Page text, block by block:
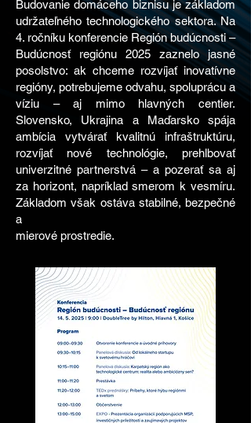
Budovanie domáceho biznisu je základom
udržateľného technologického sektora. Na
4. ročníku konferencie Región budúcnosti –
Budúcnosť regiónu 2025 zaznelo jasné
posolstvo: ak chceme rozvíjať inovatívne
regióny, potrebujeme odvahu, spoluprácu a
víziu – aj mimo hlavných centier.
Slovensko, Ukrajina a Maďarsko spája
ambícia vytvárať kvalitnú infraštruktúru,
rozvíjať nové technológie, prehlbovať
univerzitné partnerstvá – a pozerať sa aj
za horizont, napríklad smerom k vesmíru.
Základom však ostáva stabilné, bezpečné
a
mierové prostredie.